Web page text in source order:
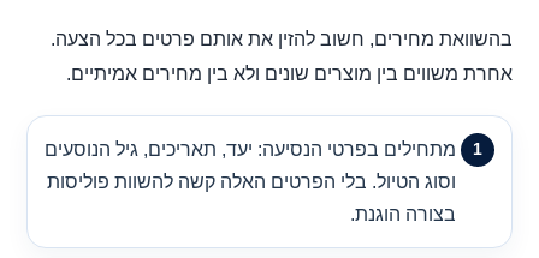
בהשוואת מחירים, חשוב להזין את אותם פרטים בכל הצעה.
אחרת משווים בין מוצרים שונים ולא בין מחירים אמיתיים.
מתחילים בפרטי הנסיעה: יעד, תאריכים, גיל הנוסעים
וסוג הטיול. בלי הפרטים האלה קשה להשוות פוליסות
בצורה הוגנת.